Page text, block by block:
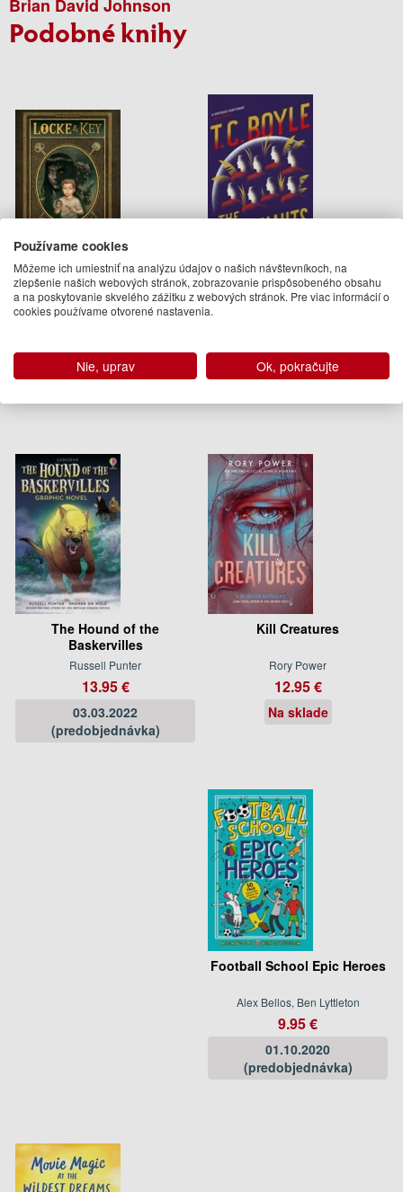
Brian David Johnson
Podobné knihy
Locke Key Master Edition
Volume 1
Joe Hill
Na objednávku
The Terranauts
október 2017
(predobjednávka)
The Hound of the
Baskervilles
Russell Punter
13.95 €
03.03.2022
(predobjednávka)
Kill Creatures
Rory Power
12.95 €
Na sklade
Football School Epic Heroes
Alex Bellos, Ben Lyttleton
9.95 €
01.10.2020
(predobjednávka)
Používame cookies
Môžeme ich umiestniť na analýzu údajov o našich návštevníkoch, na
zlepšenie našich webových stránok, zobrazovanie prispôsobeného obsahu
a na poskytovanie skvelého zážitku z webových stránok. Pre viac informácií o
cookies používame otvorené nastavenia.
Nie, uprav Ok, pokračujte